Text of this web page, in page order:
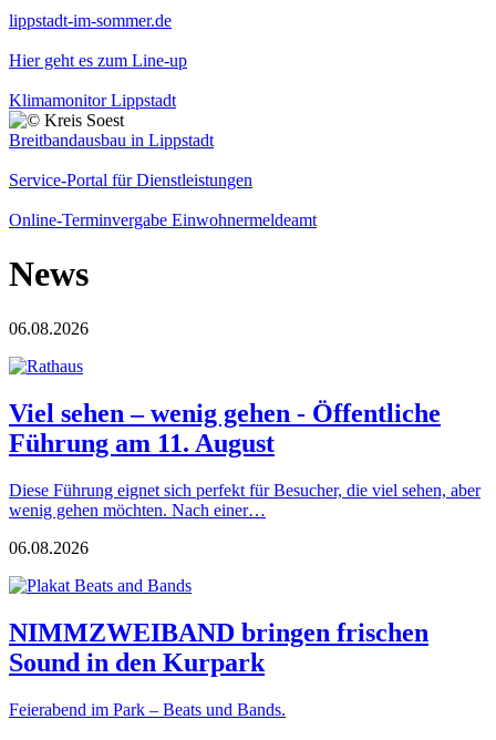
lippstadt-im-sommer.de
Hier geht es zum Line-up
Klimamonitor Lippstadt
Breitbandausbau in Lippstadt
Service-Portal für Dienstleistungen
Online-Terminvergabe Einwohnermeldeamt
News
06.08.2026
Viel sehen – wenig gehen - Öffentliche
Führung am 11. August
Diese Führung eignet sich perfekt für Besucher, die viel sehen, aber
wenig gehen möchten. Nach einer…
06.08.2026
NIMMZWEIBAND bringen frischen
Sound in den Kurpark
Feierabend im Park – Beats und Bands.